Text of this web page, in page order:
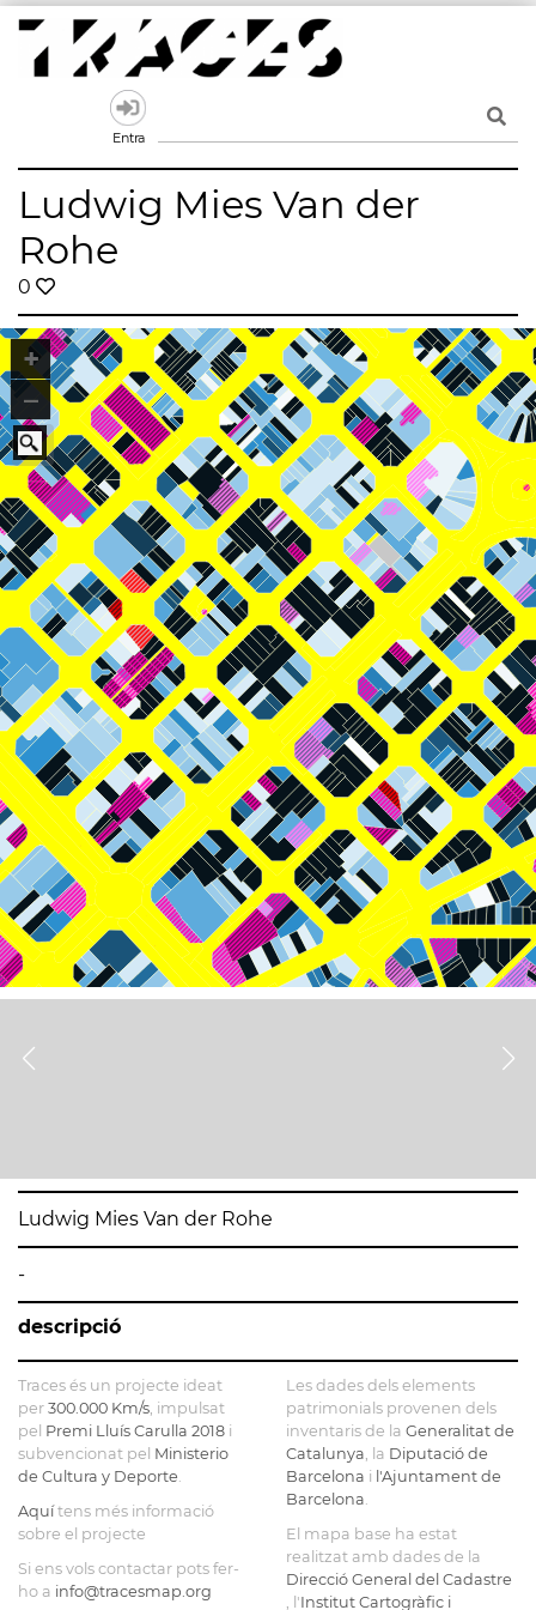
Skip
content
Un mapa de la memòria obert a tothom
Entra
Ludwig Mies Van der
Rohe
0
+
–
Ludwig Mies Van der Rohe
-
descripció
Traces és un projecte ideat
per 300.000 Km/s , impulsat
pel Premi Lluís Carulla 2018 i
subvencionat pel Ministerio
de Cultura y Deporte
Aquítens més informació
sobre el projecte
Si ens vols contactar pots fer-
ho a info@tracesmap.org
Les dades dels elements
patrimonials provenen dels
inventaris de la Generalitat de
Catalunya , la Diputació de
Barcelona i l'Ajuntament de
Barcelona
El mapa base ha estat
realitzat amb dades de la
Direcció General del Cadastre
, l'Institut Cartogràfic i